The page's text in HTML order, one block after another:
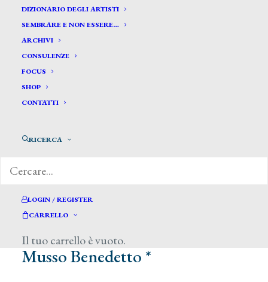
DIZIONARIO DEGLI ARTISTI
SEMBRARE E NON ESSERE…
ARCHIVI
CONSULENZE
FOCUS
SHOP
CONTATTI
RICERCA
LOGIN / REGISTER
CARRELLO
Il tuo carrello è vuoto.
Musso Benedetto *